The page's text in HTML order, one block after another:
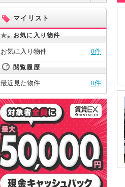
マイリスト
お気に入り物件
お気に入り物件 0件
閲覧履歴
最近見た物件 0件